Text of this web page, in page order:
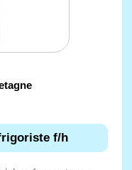
f/h